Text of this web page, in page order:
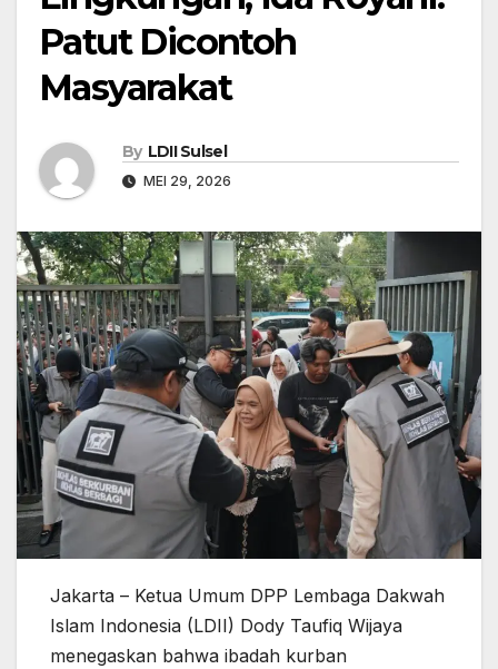
Patut Dicontoh
Masyarakat
By LDII Sulsel
MEI 29, 2026
Jakarta – Ketua Umum DPP Lembaga Dakwah
Islam Indonesia (LDII) Dody Taufiq Wijaya
menegaskan bahwa ibadah kurban